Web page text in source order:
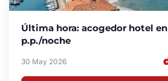
Última hora: acogedor hotel
p.p./noche
30 May 2026